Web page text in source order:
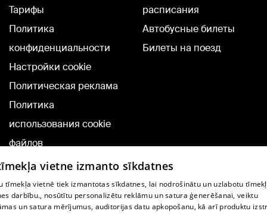
Тарифы
Политика
конфиденциальности
Настройки cookie
Политическая реклама
Политика
использования cookie
файлов
Добавление
комментариев
расписания
Автобусные билеты
Билеты на поезд
TВ-программа
vietne izmanto sīkdatnes
tīmekļa vietnē tiek izmantotas sīkdatnes, lai nodrošinātu un uzlabotu
darbību., nosūtītu personalizētu reklāmu un satura ģenerēšanai, veiktu
un satura mērījumus, auditorijas datu apkopošanu, kā arī produktu